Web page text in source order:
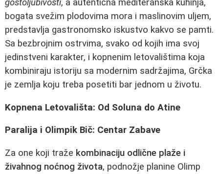
gostoljubivosti, a autentična mediteranska kuhinja,
bogata svežim plodovima mora i maslinovim uljem,
predstavlja gastronomsko iskustvo kakvo se pamti.
Sa bezbrojnim ostrvima, svako od kojih ima svoj
jedinstveni karakter, i kopnenim letovalištima koja
kombiniraju istoriju sa modernim sadržajima, Grčka
je zemlja koju treba posetiti bar jednom u životu.
Kopnena Letovališta: Od Soluna do Atine
Paralija i Olimpik Bič: Centar Zabave
Za one koji traže kombinaciju odlične plaže i
živahnog noćnog života, podnožje planine Olimp